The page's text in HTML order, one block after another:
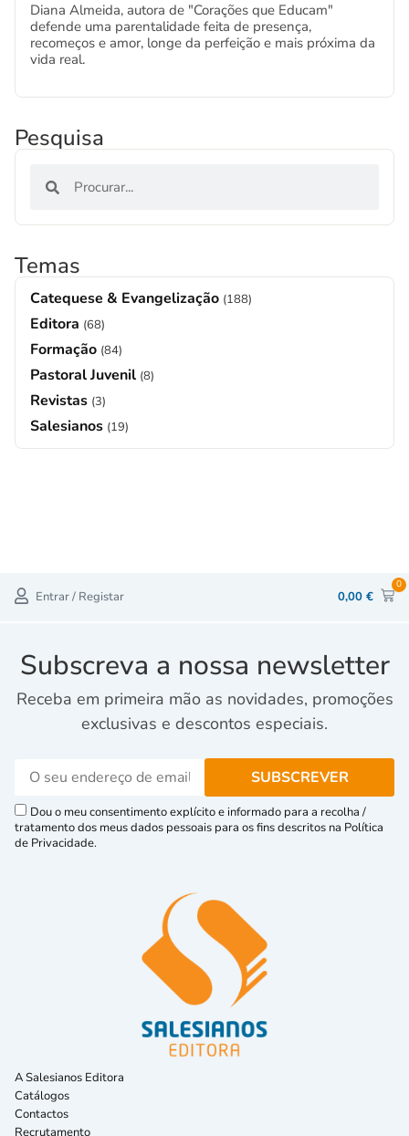
Diana Almeida, autora de "Corações que Educam"
defende uma parentalidade feita de presença,
recomeços e amor, longe da perfeição e mais próxima da
vida real.
Pesquisa
Temas
Catequese & Evangelização (188)
Editora (68)
Formação (84)
Pastoral Juvenil (8)
Revistas (3)
Salesianos (19)
Entrar / Registar 0,00 €
0
Subscreva a nossa newsletter
Receba em primeira mão as novidades, promoções
exclusivas e descontos especiais.
Dou o meu consentimento explícito e informado para a recolha /
tratamento dos meus dados pessoais para os fins descritos na Política
de Privacidade.
A Salesianos Editora
Catálogos
Contactos
Recrutamento